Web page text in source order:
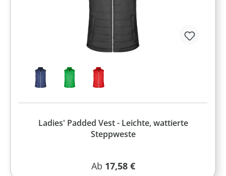
Ladies' Padded Vest - Leichte, wattierte
Steppweste
Regulärer Preis:
Ab 17,58 €